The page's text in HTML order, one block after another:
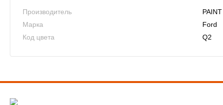
Производитель
PAINT
Марка
Ford
Код цвета
Q2